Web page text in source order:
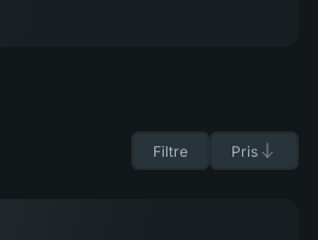
Filtre Pris